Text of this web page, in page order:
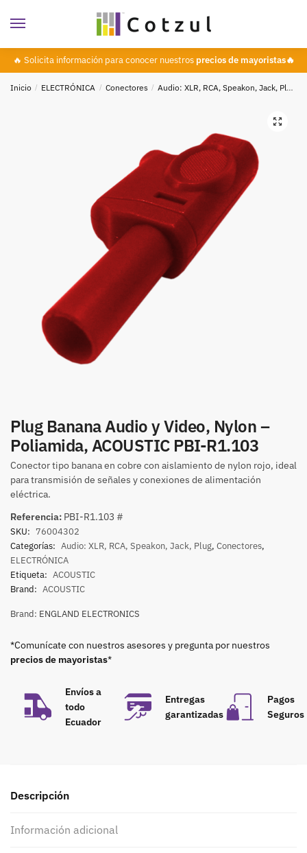
🔥 Solicita información para conocer nuestros precios de mayoristas🔥
Inicio / ELECTRÓNICA / Conectores / Audio: XLR, RCA, Speakon, Jack, Plug
🔍
Plug Banana Audio y Video, Nylon –
Poliamida, ACOUSTIC PBI-R1.103
Conector tipo banana en cobre con aislamiento de nylon rojo, ideal
para transmisión de señales y conexiones de alimentación
eléctrica.
Referencia: PBI-R1.103 #
SKU: 76004302
Categorías: Audio: XLR, RCA, Speakon, Jack, Plug, Conectores,
ELECTRÓNICA
Etiqueta: ACOUSTIC
Brand: ACOUSTIC
Brand: ENGLAND ELECTRONICS
*Comunícate con nuestros asesores y pregunta por nuestros
precios de mayoristas*
Envíos a
todo
Ecuador
Entregas
garantizadas
Pagos
Seguros
Descripción
Información adicional